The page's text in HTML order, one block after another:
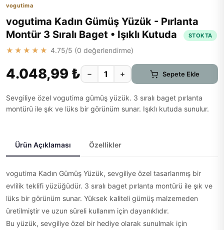
vogutima
vogutima Kadın Gümüş Yüzük - Pırlanta
Montür 3 Sıralı Baget • Işıklı Kutuda
STOKTA
★★★★★ 4.75/5 (0 değerlendirme)
4.048,99 ₺ − + Sepete Ekle
Sevgiliye özel vogutima gümüş yüzük. 3 sıralı baget pırlanta
montürü ile şık ve lüks bir görünüm sunar. Işıklı kutuda sunulur.
Ürün Açıklaması Özellikler
vogutima Kadın Gümüş Yüzük, sevgiliye özel tasarlanmış bir
evlilik teklifi yüzüğüdür. 3 sıralı baget pırlanta montürü ile şık ve
lüks bir görünüm sunar. Yüksek kaliteli gümüş malzemeden
üretilmiştir ve uzun süreli kullanım için dayanıklıdır.
Bu yüzük, sevgiliye özel bir hediye olarak sunulmak için